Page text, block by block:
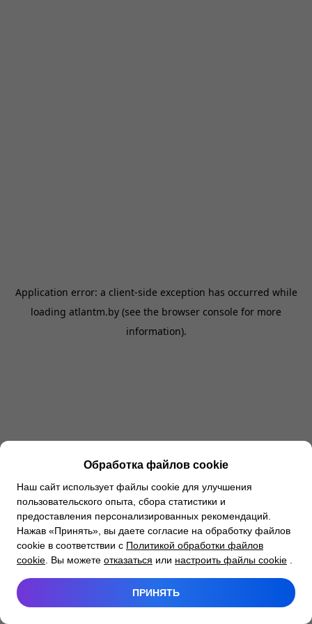
Application error: a client-side exception has occurred while
loading atlantm.by (see the browser console for more
information).
Обработка файлов cookie
Наш сайт использует файлы cookie для улучшения
пользовательского опыта, сбора статистики и
предоставления персонализированных рекомендаций.
Нажав «Принять», вы даете согласие на обработку файлов
cookie в соответствии с Политикой обработки файлов
cookie . Вы можете отказаться или настроить файлы cookie
ПРИНЯТЬ